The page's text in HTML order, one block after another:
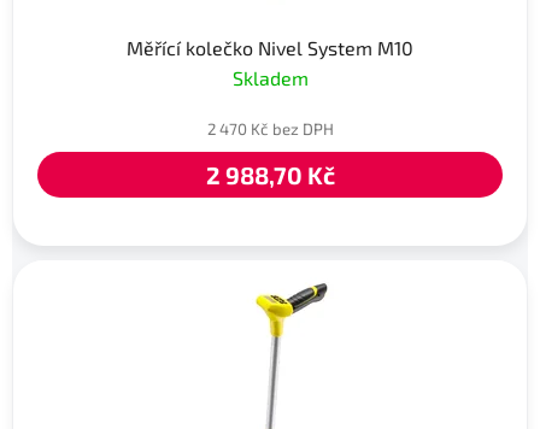
Měřící kolečko Nivel System M10
Skladem
2 470 Kč bez DPH
2 988,70 Kč